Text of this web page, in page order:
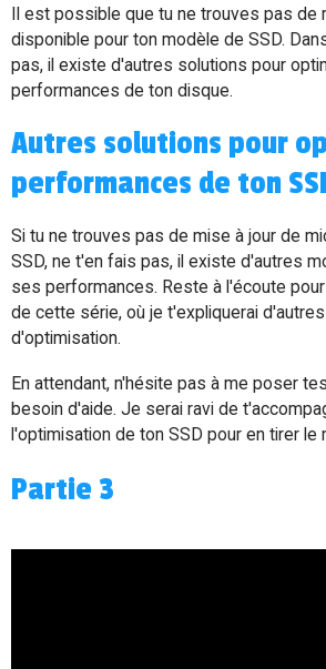
Il est possible que tu ne trouves pas de
disponible pour ton modèle de SSD.
pas, il existe d'autres solutions pour
performances de ton disque.
Autres solutions pour
performances de ton
Si tu ne trouves pas de mise à jour de
SSD, ne t'en fais pas, il existe d'autres
ses performances. Reste à l'écoute
de cette série, où je t'expliquerai
d'optimisation.
En attendant, n'hésite pas à me poser
besoin d'aide. Je serai ravi de
l'optimisation de ton SSD pour en tirer le
Partie 3